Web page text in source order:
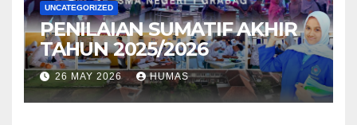
UNCATEGORIZED
PENILAIAN SUMATIF AKHIR
TAHUN 2025/2026
26 MAY 2026 HUMAS